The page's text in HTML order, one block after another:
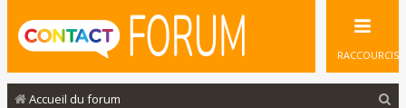
RACCOURCIS
Accueil du forum